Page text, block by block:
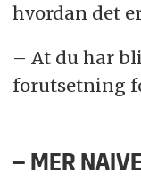
hvordan det
– At du har
forutsetning
– MER NAIVE